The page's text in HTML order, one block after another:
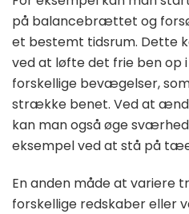
på balancebrættet og
et bestemt tidsrum. Dette
ved at løfte det frie ben op
forskellige bevægelser,
strække benet. Ved at
kan man også øge
eksempel ved at stå på
En anden måde at variere
forskellige redskaber eller